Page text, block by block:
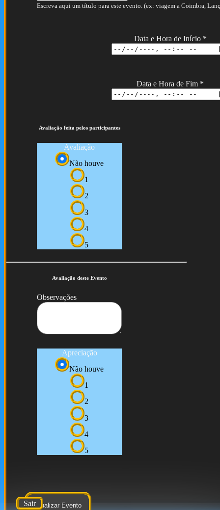
Escreva aqui um título para este evento. (ex: viagem a Coimbra,
Data e Hora de Início *
Data e Hora de Fim *
Avaliação feita pelos participantes
Avaliação
Não houve
1
2
3
4
5
Avaliação deste Evento
Observações
Apreciação
Não houve
1
2
3
4
5
Atualizar Evento
Sair